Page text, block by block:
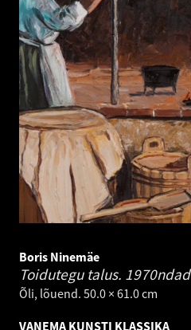
Boris Ninemäe
Toidutegu talus. 1970ndad
Õli, lõuend. 50.0 × 61.0 cm
VANEMA KUNSTI KLASSIKA